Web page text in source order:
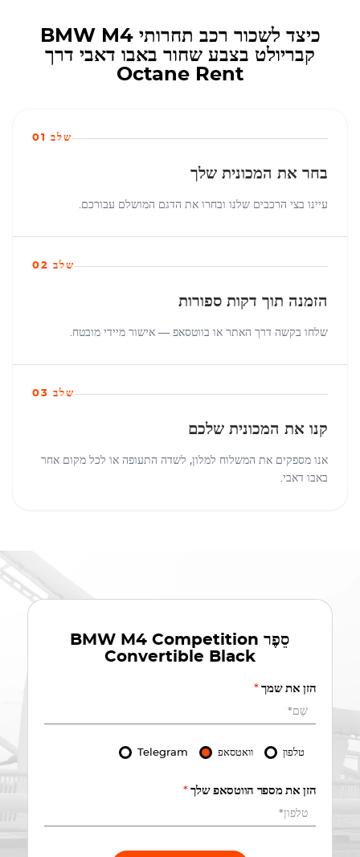
כיצד לשכור רכב תחרותי BMW M4
קבריולט בצבע שחור באבו דאבי דרך
Octane Rent
שלב 01
בחר את המכונית שלך
עיינו בצי הרכבים שלנו ובחרו את הדגם המושלם עבורכם.
שלב 02
הזמנה תוך דקות ספורות
שלחו בקשה דרך האתר או בווטסאפ — אישור מיידי מובטח.
שלב 03
קנו את המכונית שלכם
אנו מספקים את המשלוח למלון, לשדה התעופה או לכל מקום אחר
באבו דאבי.
סֵפֶר BMW M4 Competition
Convertible Black
הזן את שמך*
טלפון וואטסאפ Telegram
הזן את מספר הווטסאפ שלך*